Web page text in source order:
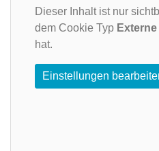
Dieser Inhalt ist nur
dem Cookie Typ
hat.
Einstellungen